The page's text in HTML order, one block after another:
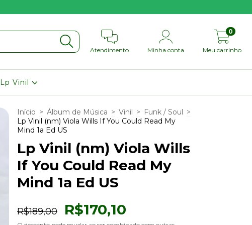
Atendimento Minha conta Meu carrinho
0
Lp Vinil
Início > Álbum de Música > Vinil > Funk / Soul >
Lp Vinil (nm) Viola Wills If You Could Read My
Mind 1a Ed US
Lp Vinil (nm) Viola Wills
If You Could Read My
Mind 1a Ed US
R$189,00 R$170,10